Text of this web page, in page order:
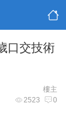
口交技術
樓主
2523 0